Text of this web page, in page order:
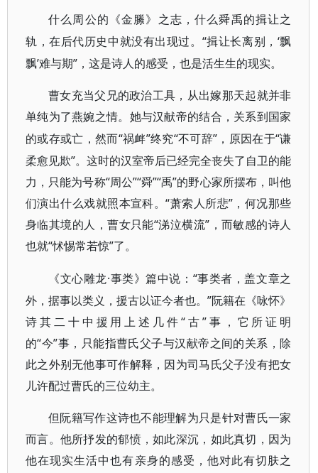
什么周公的《金縢》之志，什么舜禹的揖让之
轨，在后代历史中就没有出现过。 “揖让长离别，‘飘
飘’难与期”，这是诗人的感受，也是活生生的现实。
曹女充当父兄的政治工具，从出嫁那天起就并非
单纯为了燕婉之情。她与汉献帝的结合，关系到国家
的或存或亡，然而“祸衅”终究“不可辞”，原因在于“谦
柔愈见欺”。这时的汉室帝后已经完全丧失了自卫的能
力，只能为号称“周公”“舜”“禹”的野心家所摆布，叫他
们演出什么戏就照本宣科。“萧索人所悲”，何况那些
身临其境的人，曹女只能“涕泣横流”，而敏感的诗人
也就“怵惕常若惊”了。
《文心雕龙·事类》篇中说：“事类者，盖文章之
外，据事以类义，援古以证今者也。”阮籍在《咏怀》
诗其二十中援用上述几件“古”事，它所证明
的“今”事，只能指曹氏父子与汉献帝之间的关系，除
此之外别无他事可作解释，因为司马氏父子没有把女
儿许配过曹氏的三位幼主。
但阮籍写作这诗也不能理解为只是针对曹氏一家
而言。他所抒发的郁愤，如此深沉，如此真切，因为
他在现实生活中也有亲身的感受，他对此有切肤之